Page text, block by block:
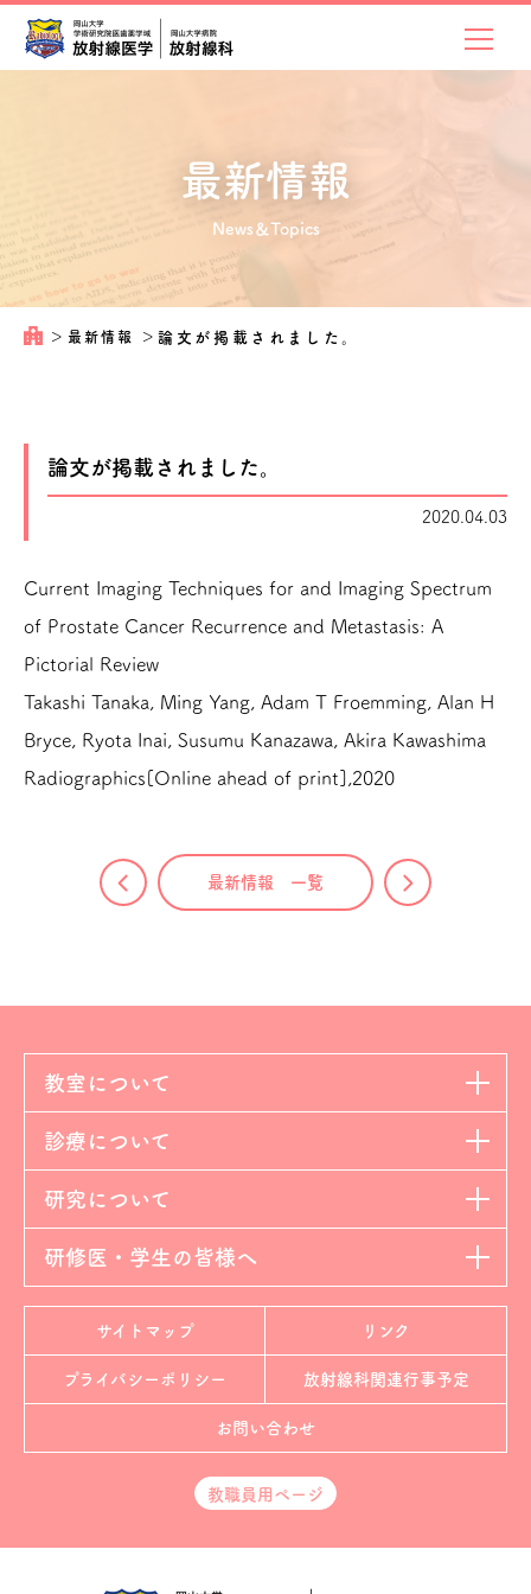
最新情報
News＆Topics
＞ 最新情報 ＞論文が掲載されました。
論文が掲載されました。
2020.04.03
Current Imaging Techniques for and Imaging Spectrum
of Prostate Cancer Recurrence and Metastasis: A
Pictorial Review
Takashi Tanaka, Ming Yang, Adam T Froemming, Alan H
Bryce, Ryota Inai, Susumu Kanazawa, Akira Kawashima
Radiographics[Online ahead of print],2020
最新情報 一覧
教室について
診療について
研究について
研修医・学生の皆様へ
サイトマップ リンク
プライバシーポリシー 放射線科関連行事予定
お問い合わせ
教職員用ページ